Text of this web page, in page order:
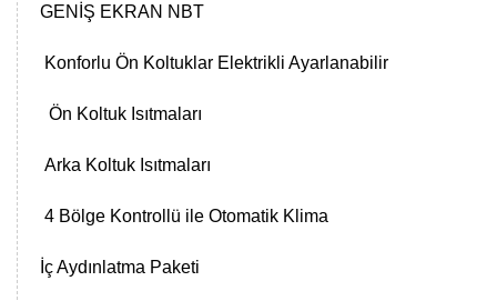
GENİŞ EKRAN NBT
Konforlu Ön Koltuklar Elektrikli Ayarlanabilir
Ön Koltuk Isıtmaları
Arka Koltuk Isıtmaları
4 Bölge Kontrollü ile Otomatik Klima
İç Aydınlatma Paketi